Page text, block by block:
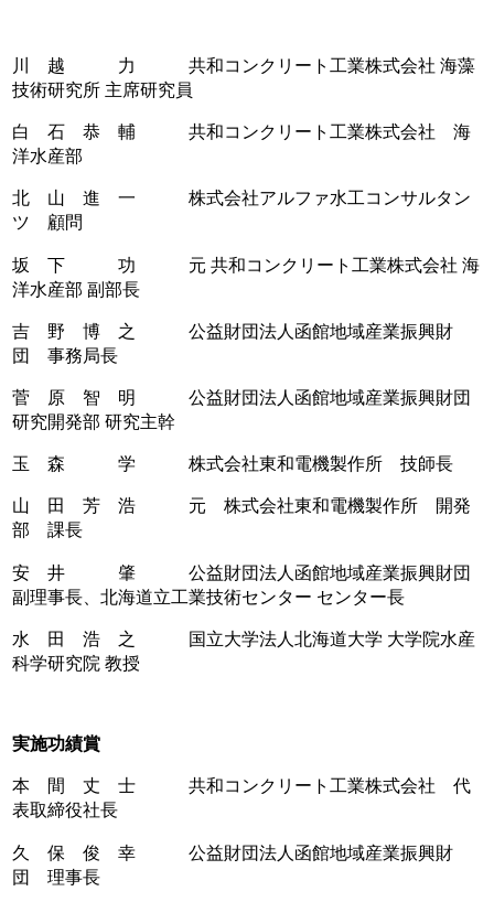
川 越 力 共和コンクリート工業株式会社 海藻
技術研究所 主席研究員
白 石 恭 輔 共和コンクリート工業株式会社 海
洋水産部
北 山 進 一 株式会社アルファ水工コンサルタン
ツ 顧問
坂 下 功 元 共和コンクリート工業株式会社 海
洋水産部 副部長
吉 野 博 之 公益財団法人函館地域産業振興財
団 事務局長
菅 原 智 明 公益財団法人函館地域産業振興財団
研究開発部 研究主幹
玉 森 学 株式会社東和電機製作所 技師長
山 田 芳 浩 元 株式会社東和電機製作所 開発
部 課長
安 井 肇 公益財団法人函館地域産業振興財団
副理事長、北海道立工業技術センター センター長
水 田 浩 之 国立大学法人北海道大学 大学院水産
科学研究院 教授
実施功績賞
本 間 丈 士 共和コンクリート工業株式会社 代
表取締役社長
久 保 俊 幸 公益財団法人函館地域産業振興財
団 理事長